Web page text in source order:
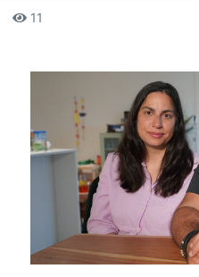
컨텐츠 정보
11